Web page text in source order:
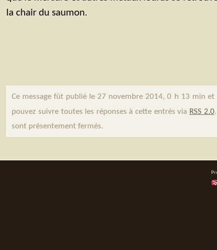
la chair du saumon.
Ce message fût publié le 27 novembre 2014, 0 h 13 min et
pouvez suivre toutes les réponses à cette entrés via RSS 2.0
sont présentement fermés.